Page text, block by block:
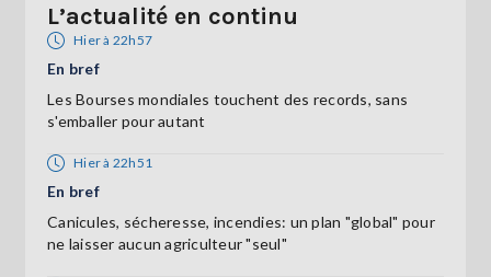
L’actualité en continu
Hier à 22h57
En bref
Les Bourses mondiales touchent des records, sans
s'emballer pour autant
Hier à 22h51
En bref
Canicules, sécheresse, incendies: un plan "global" pour
ne laisser aucun agriculteur "seul"